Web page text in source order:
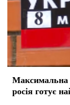
росія готує